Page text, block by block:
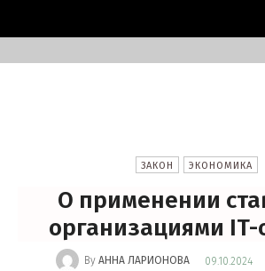
ЗАКОН ЭКОНОМИКА
О применении
организациями IT-
By АННА ЛАРИОНОВА 09.10.2024